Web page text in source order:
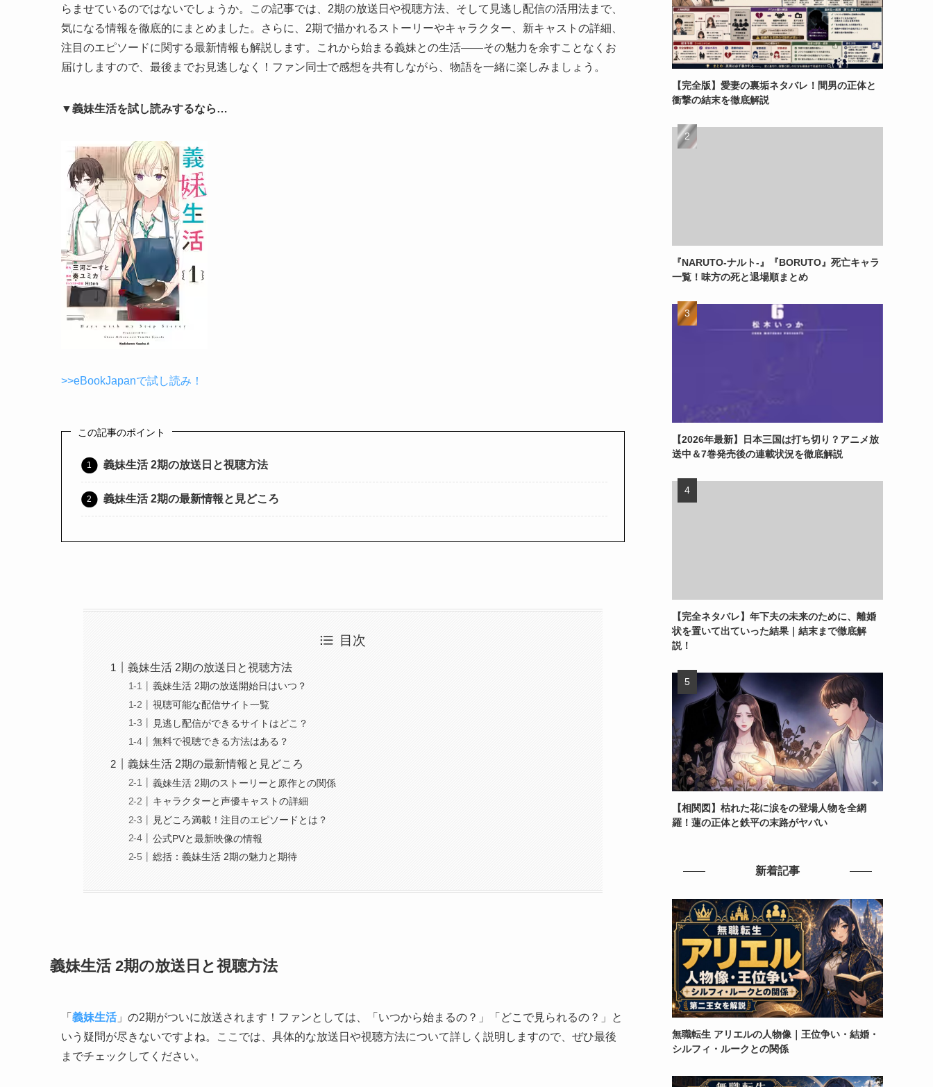
らませているのではないでしょうか。この記事では、2期の放送日や視聴方法、そして見逃し配信の活用法まで、
気になる情報を徹底的にまとめました。さらに、2期で描かれるストーリーやキャラクター、新キャストの詳細、
注目のエピソードに関する最新情報も解説します。これから始まる義妹との生活――その魅力を余すことなくお
届けしますので、最後までお見逃しなく！ファン同士で感想を共有しながら、物語を一緒に楽しみましょう。
▼義妹生活を試し読みするなら…
>>eBookJapanで試し読み！
この記事のポイント
義妹生活 2期の放送日と視聴方法
義妹生活 2期の最新情報と見どころ
目次
義妹生活 2期の放送日と視聴方法
義妹生活 2期の放送開始日はいつ？
視聴可能な配信サイト一覧
見逃し配信ができるサイトはどこ？
無料で視聴できる方法はある？
義妹生活 2期の最新情報と見どころ
義妹生活 2期のストーリーと原作との関係
キャラクターと声優キャストの詳細
見どころ満載！注目のエピソードとは？
公式PVと最新映像の情報
総括：義妹生活 2期の魅力と期待
義妹生活 2期の放送日と視聴方法
「 義妹生活」の2期がついに放送されます！ファンとしては、「いつから始まるの？」「どこで見られるの？」と
いう疑問が尽きないですよね。ここでは、具体的な放送日や視聴方法について詳しく説明しますので、ぜひ最後
までチェックしてください。
【完全版】愛妻の裏垢ネタバレ！間男の正体と
衝撃の結末を徹底解説
『NARUTO-ナルト-』『BORUTO』死亡キャラ
一覧！味方の死と退場順まとめ
【2026年最新】日本三国は打ち切り？アニメ放
送中＆7巻発売後の連載状況を徹底解説
【完全ネタバレ】年下夫の未来のために、離婚
状を置いて出ていった結果｜結末まで徹底解
説！
【相関図】枯れた花に涙をの登場人物を全網
羅！蓮の正体と鉄平の末路がヤバい
新着記事
無職転生 アリエルの人物像｜王位争い・結婚・
シルフィ・ルークとの関係